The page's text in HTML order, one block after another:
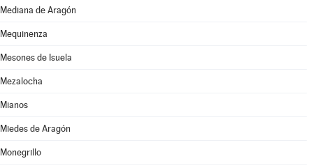
Mediana de Aragón
Mequinenza
Mesones de Isuela
Mezalocha
Mianos
Miedes de Aragón
Monegrillo